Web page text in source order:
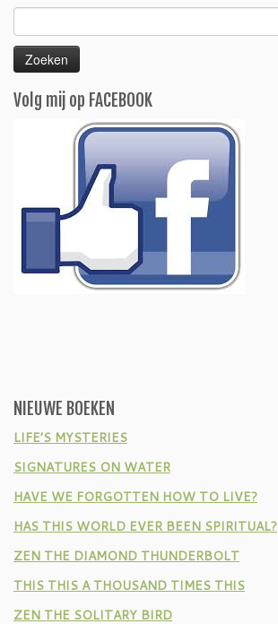
naar:
Volg mij op FACEBOOK
NIEUWE BOEKEN
LIFE’S MYSTERIES
SIGNATURES ON WATER
HAVE WE FORGOTTEN HOW TO LIVE?
HAS THIS WORLD EVER BEEN SPIRITUAL?
ZEN THE DIAMOND THUNDERBOLT
THIS THIS A THOUSAND TIMES THIS
ZEN THE SOLITARY BIRD